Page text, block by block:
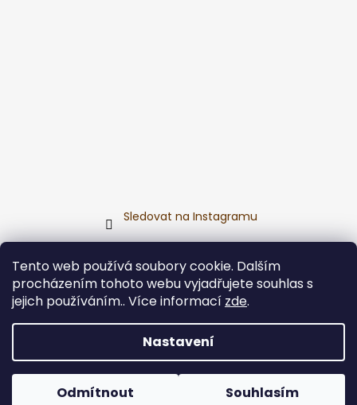
Tento web používá soubory cookie. Dalším
procházením tohoto webu vyjadřujete souhlas s
jejich používáním.. Více informací zde.
Nastavení
Odmítnout Souhlasím
Sledovat na Instagramu
Přijímáme online platby
Copyright 2026E-shop Saunového mága. Všechna
práva vyhrazena.